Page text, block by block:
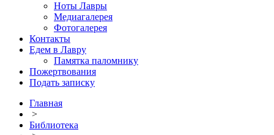
Ноты Лавры
Медиагалерея
Фотогалерея
Контакты
Едем в Лавру
Памятка паломнику
Пожертвования
Подать записку
Главная
>
Библиотека